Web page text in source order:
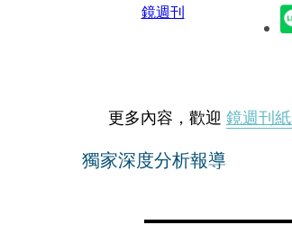
鏡週刊
更多內容，歡迎 鏡週刊
獨家深度分析報導